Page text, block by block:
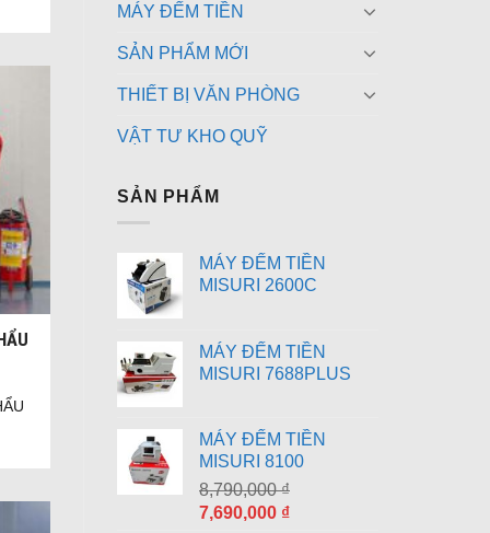
MÁY ĐẾM TIỀN
SẢN PHẨM MỚI
THIẾT BỊ VĂN PHÒNG
VẬT TƯ KHO QUỸ
SẢN PHẨM
MÁY ĐẾM TIỀN
MISURI 2600C
MÁY ĐẾM TIỀN
MISURI 7688PLUS
MÁY ĐẾM TIỀN
MISURI 8100
8,790,000₫
Giá
7,690,000 ₫Giá